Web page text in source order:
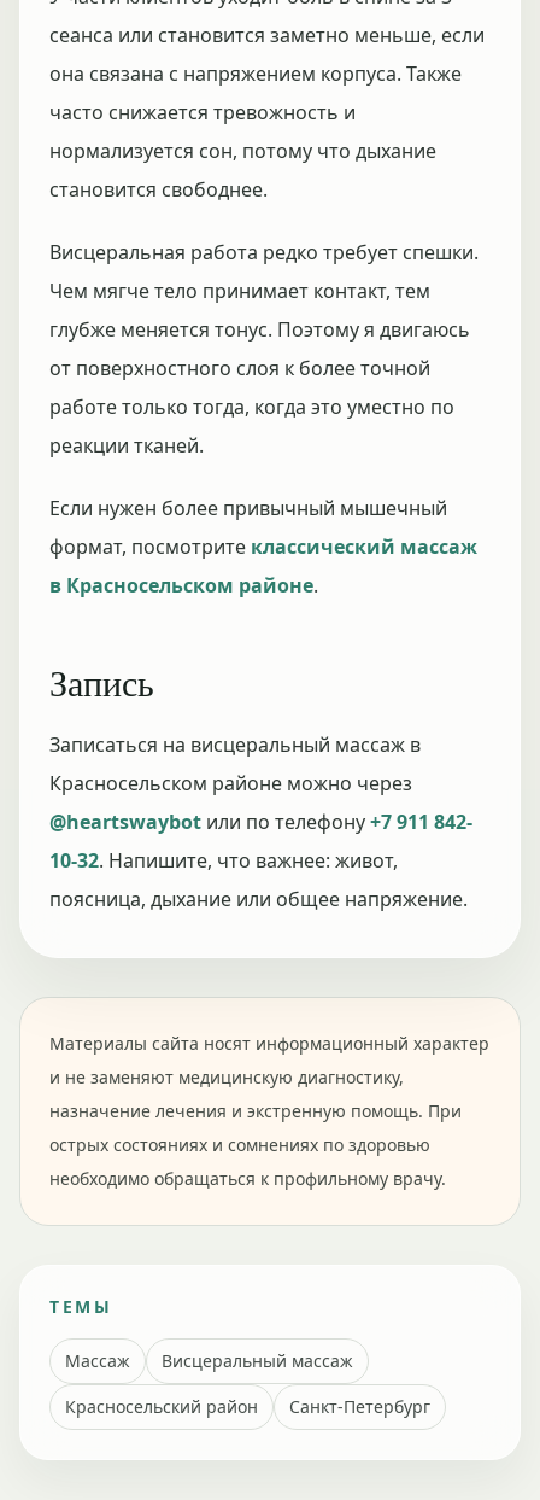
сеанса или становится заметно меньше, если
она связана с напряжением корпуса. Также
часто снижается тревожность и
нормализуется сон, потому что дыхание
становится свободнее.
Висцеральная работа редко требует спешки.
Чем мягче тело принимает контакт, тем
глубже меняется тонус. Поэтому я двигаюсь
от поверхностного слоя к более точной
работе только тогда, когда это уместно по
реакции тканей.
Если нужен более привычный мышечный
формат, посмотрите классический массаж
в Красносельском районе.
Запись
Записаться на висцеральный массаж в
Красносельском районе можно через
@heartswaybot или по телефону+7 911 842-
10-32. Напишите, что важнее: живот,
поясница, дыхание или общее напряжение.
Материалы сайта носят информационный характер
и не заменяют медицинскую диагностику,
назначение лечения и экстренную помощь. При
острых состояниях и сомнениях по здоровью
необходимо обращаться к профильному врачу.
ТЕМЫ
Массаж
Висцеральный массаж
Красносельский район
Санкт-Петербург